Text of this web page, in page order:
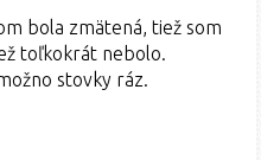
bola zmätená, tiež som
toľkokrát nebolo.
stovky ráz.